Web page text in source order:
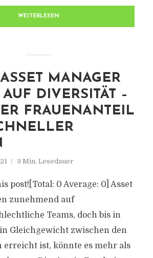
WEITERLESEN
MANAGER
DIVERSITÄT –
FRAUENANTEIL
3 Min. Lesedauer
post![Total: 0 Average: 0] Asset
zunehmend auf
Teams, doch bis in
Gleichgewicht zwischen den
erreicht ist, könnte es mehr als